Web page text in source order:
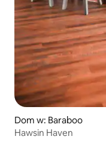
Dom w: Baraboo
Hawsin Haven